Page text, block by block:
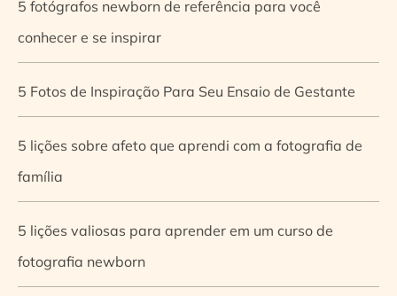
5 fotógrafos newborn de referência para você
conhecer e se inspirar
5 Fotos de Inspiração Para Seu Ensaio de Gestante
5 lições sobre afeto que aprendi com a fotografia de
família
5 lições valiosas para aprender em um curso de
fotografia newborn